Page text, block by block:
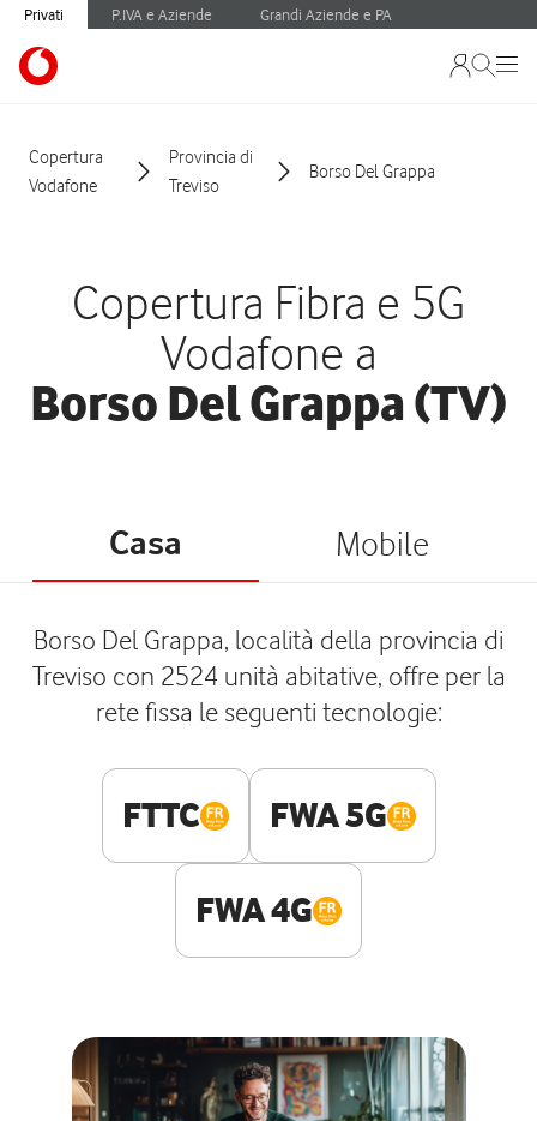
Privati P.IVA e Aziende Grandi Aziende e PA
Copertura
Vodafone
Provincia di
Treviso
Borso Del Grappa
Copertura Fibra e 5G
Vodafone a
Borso Del Grappa (TV)
Casa Mobile
Borso Del Grappa, località della provincia di
Treviso con 2524 unità abitative, offre per la
rete fissa le seguenti tecnologie:
FTTC FWA 5G
FWA 4G